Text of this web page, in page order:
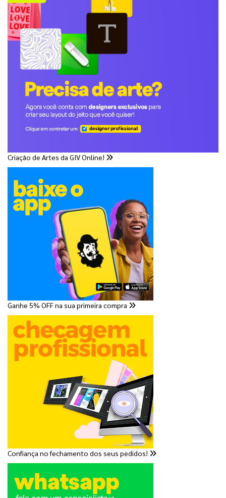
Criação de Artes da GIV Online!
Ganhe 5% OFF na sua primeira compra
Confiança no fechamento dos seus pedidos!